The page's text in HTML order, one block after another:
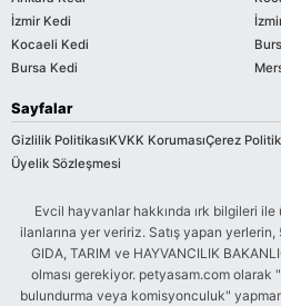
İzmir Kedi
Kocaeli Kedi
Bursa Kedi
Sayfalar
Gizlilik PolitikasıKVKK KorumasıÇerez
Üyelik Sözleşmesi
Evcil hayvanlar hakkında ırk bilgileri
ilanlarına yer veririz. Satış yapan yerlerin,
GIDA, TARIM ve HAYVANCILIK
olması gerekiyor. petyasam.com olarak
bulundurma veya komisyonculuk"